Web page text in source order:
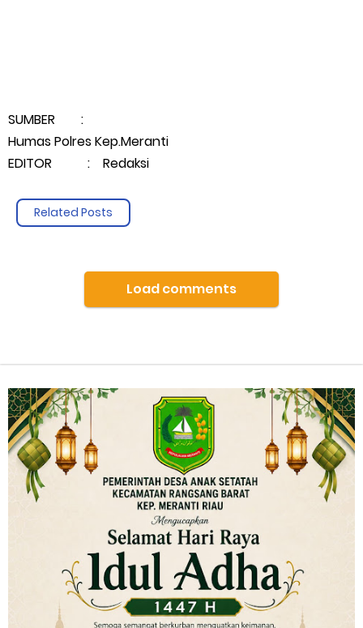
SUMBER :
Humas Polres Kep.Meranti
EDITOR : Redaksi
Related Posts
Load comments